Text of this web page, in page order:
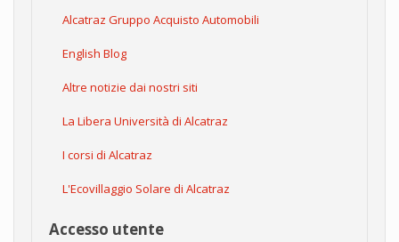
Alcatraz Gruppo Acquisto Automobili
English Blog
Altre notizie dai nostri siti
La Libera Università di Alcatraz
I corsi di Alcatraz
L'Ecovillaggio Solare di Alcatraz
Accesso utente